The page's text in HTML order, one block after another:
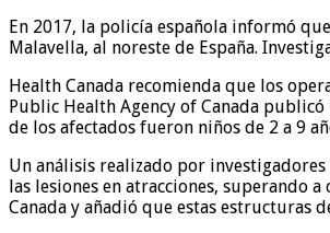
En 2017, la policía española informó
Malavella, al noreste de España.
Health Canada recomienda que los
Public Health Agency of Canada
de los afectados fueron niños de 2 a 9
Un análisis realizado por
las lesiones en atracciones, superando
Canada y añadió que estas estructuras